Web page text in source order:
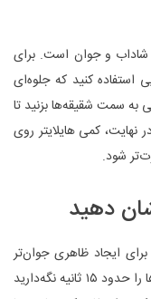
شاداب و جوان است. برای
استفاده کنید که جلوه‌ای
به سمت شقیقه‌ها بزنید تا
نهایت، کمی هایلایتر روی
شود.
دهید
ایجاد ظاهری جوان‌تر
است. برای این کار، از فرمژه استفاده کنید و مژه‌ها را حدود ۱۵ ثانیه نگه‌دارید